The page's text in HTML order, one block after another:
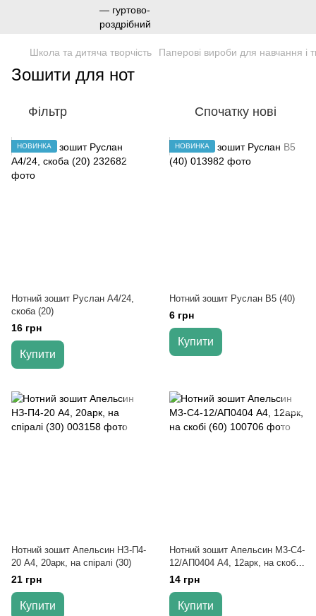
Школа та дитяча творчість Паперові вироби для навчання і
Зошити для нот
Фільтр Спочатку нові
НОВИНКА
Нотний зошит Руслан А4/24,
скоба (20)
16 грн
Купити
НОВИНКА
Нотний зошит Руслан В5 (40)
6 грн
Купити
Нотний зошит Апельсин НЗ-П4-
20 А4, 20арк, на спіралі (30)
21 грн
Купити
Нотний зошит Апельсин М3-С4-
12/АП0404 А4, 12арк, на скобі
(60)
14 грн
Купити